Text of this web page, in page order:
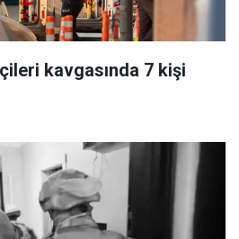
kavgasında 7 kişi